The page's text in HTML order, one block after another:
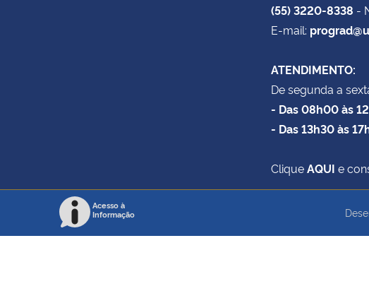
(55) 3220-8338 -
E-mail:
ATENDIMENTO:
De segunda a
- Das 08h00 às
- Das 13h30 às
CliqueAQUI e
Acesso à
Informação